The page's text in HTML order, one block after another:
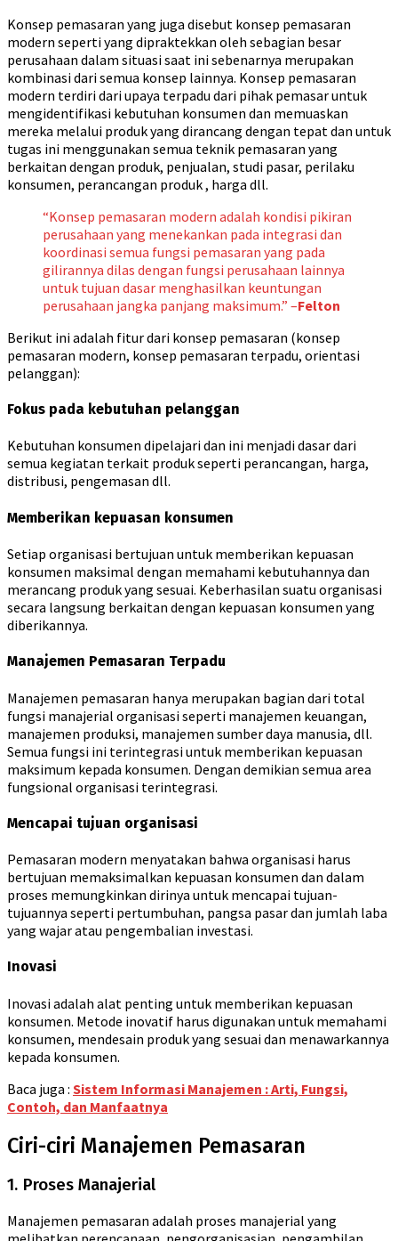
Konsep pemasaran yang juga disebut konsep pemasaran
modern seperti yang dipraktekkan oleh sebagian besar
perusahaan dalam situasi saat ini sebenarnya merupakan
kombinasi dari semua konsep lainnya. Konsep pemasaran
modern terdiri dari upaya terpadu dari pihak pemasar untuk
mengidentifikasi kebutuhan konsumen dan memuaskan
mereka melalui produk yang dirancang dengan tepat dan untuk
tugas ini menggunakan semua teknik pemasaran yang
berkaitan dengan produk, penjualan, studi pasar, perilaku
konsumen, perancangan produk , harga dll.
“Konsep pemasaran modern adalah kondisi pikiran
perusahaan yang menekankan pada integrasi dan
koordinasi semua fungsi pemasaran yang pada
gilirannya dilas dengan fungsi perusahaan lainnya
untuk tujuan dasar menghasilkan keuntungan
perusahaan jangka panjang maksimum.” –Felton
Berikut ini adalah fitur dari konsep pemasaran (konsep
pemasaran modern, konsep pemasaran terpadu, orientasi
pelanggan):
Fokus pada kebutuhan pelanggan
Kebutuhan konsumen dipelajari dan ini menjadi dasar dari
semua kegiatan terkait produk seperti perancangan, harga,
distribusi, pengemasan dll.
Memberikan kepuasan konsumen
Setiap organisasi bertujuan untuk memberikan kepuasan
konsumen maksimal dengan memahami kebutuhannya dan
merancang produk yang sesuai. Keberhasilan suatu organisasi
secara langsung berkaitan dengan kepuasan konsumen yang
diberikannya.
Manajemen Pemasaran Terpadu
Manajemen pemasaran hanya merupakan bagian dari total
fungsi manajerial organisasi seperti manajemen keuangan,
manajemen produksi, manajemen sumber daya manusia, dll.
Semua fungsi ini terintegrasi untuk memberikan kepuasan
maksimum kepada konsumen. Dengan demikian semua area
fungsional organisasi terintegrasi.
Mencapai tujuan organisasi
Pemasaran modern menyatakan bahwa organisasi harus
bertujuan memaksimalkan kepuasan konsumen dan dalam
proses memungkinkan dirinya untuk mencapai tujuan-
tujuannya seperti pertumbuhan, pangsa pasar dan jumlah laba
yang wajar atau pengembalian investasi.
Inovasi
Inovasi adalah alat penting untuk memberikan kepuasan
konsumen. Metode inovatif harus digunakan untuk memahami
konsumen, mendesain produk yang sesuai dan menawarkannya
kepada konsumen.
Baca juga : Sistem Informasi Manajemen : Arti, Fungsi,
Contoh, dan Manfaatnya
Ciri-ciri Manajemen Pemasaran
1. Proses Manajerial
Manajemen pemasaran adalah proses manajerial yang